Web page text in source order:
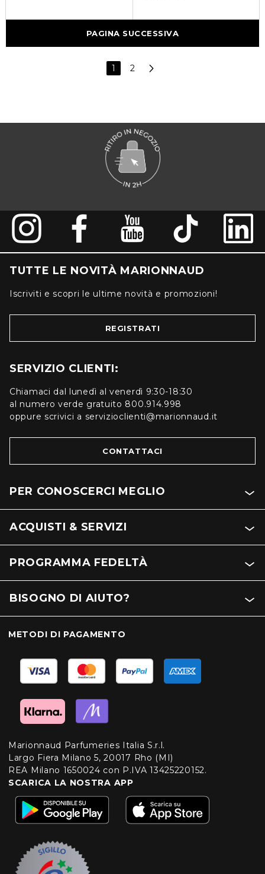
PAGINA SUCCESSIVA
1 2
TUTTE LE NOVITÀ MARIONNAUD
Iscriviti e scopri le ultime novità e promozioni!
REGISTRATI
SERVIZIO CLIENTI:
Chiamaci dal lunedì al venerdì 9:30-18:30
al numero verde gratuito 800.914.998
oppure scrivici a servizioclienti@marionnaud.it
CONTATTACI
PER CONOSCERCI MEGLIO
ACQUISTI & SERVIZI
PROGRAMMA FEDELTÀ
BISOGNO DI AIUTO?
METODI DI PAGAMENTO
Marionnaud Parfumeries Italia S.r.l.
Largo Fiera Milano 5, 20017 Rho (MI)
REA Milano 1650024 con P.IVA 13425220152.
SCARICA LA NOSTRA APP